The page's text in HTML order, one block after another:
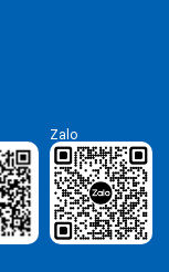
Zalo